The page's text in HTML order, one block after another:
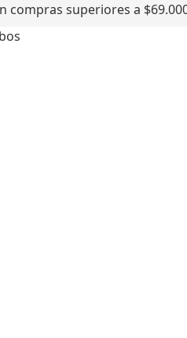
compras superiores a